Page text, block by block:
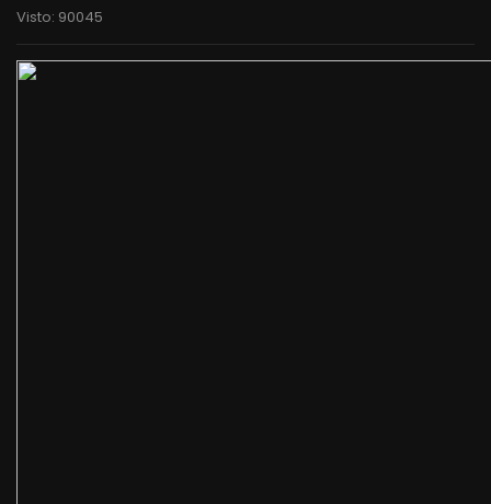
Visto: 90045